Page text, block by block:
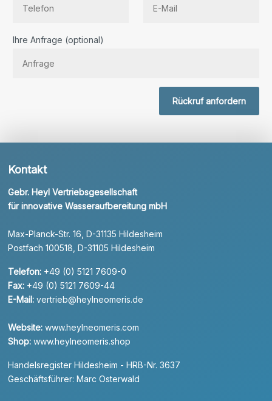
Ihre Anfrage (optional)
Rückruf anfordern
Kontakt
Gebr. Heyl Vertriebsgesellschaft
für innovative Wasseraufbereitung mbH
Max-Planck-Str. 16, D-31135 Hildesheim
Postfach 100518, D-31105 Hildesheim
Telefon: +49 (0) 5121 7609-0
Fax: +49 (0) 5121 7609-44
E-Mail: vertrieb@heylneomeris.de
Website: www.heylneomeris.com
Shop: www.heylneomeris.shop
Handelsregister Hildesheim - HRB-Nr. 3637
Geschäftsführer: Marc Osterwald